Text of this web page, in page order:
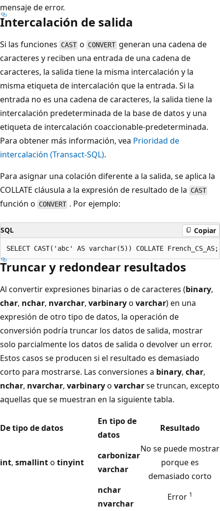
mensaje de error.
Intercalación de salida
Si las funciones CAST o CONVERT generan una cadena de
caracteres y reciben una entrada de una cadena de
caracteres, la salida tiene la misma intercalación y la
misma etiqueta de intercalación que la entrada. Si la
entrada no es una cadena de caracteres, la salida tiene la
intercalación predeterminada de la base de datos y una
etiqueta de intercalación coaccionable-predeterminada.
Para obtener más información, vea Prioridad de
intercalación (Transact-SQL).
Para asignar una colación diferente a la salida, se aplica la
COLLATE cláusula a la expresión de resultado de la CAST
función o CONVERT . Por ejemplo:
SQL Copiar
Truncar y redondear resultados
Al convertir expresiones binarias o de caracteres (binary,
char, nchar, nvarchar, varbinaryo varchar) en una
expresión de otro tipo de datos, la operación de
conversión podría truncar los datos de salida, mostrar
solo parcialmente los datos de salida o devolver un error.
Estos casos se producen si el resultado es demasiado
corto para mostrarse. Las conversiones a binary, char,
nchar, nvarchar, varbinaryo varcharse truncan, excepto
aquellas que se muestran en la siguiente tabla.
De tipo de datos
En tipo de
datos
Resultado
int, smallinto tinyint
carbonizar
varchar
No se puede mostrar
porque es
demasiado corto
nchar
nvarchar
Error 1